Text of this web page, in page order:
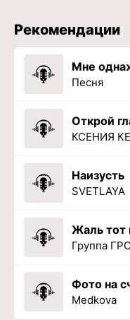
Рекомендации
Мне
Песня
Открой
КСЕНИЯ
Наизусть
SVETLAYA
Группа
Фото на
Medkova